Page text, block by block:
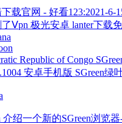
载官网 - 好看123:2021-
Ⅴpn 极光安卓 lanter下载
Republic of Congo
安卓手机版 SGreen绿
介绍一个新的SGreen浏览